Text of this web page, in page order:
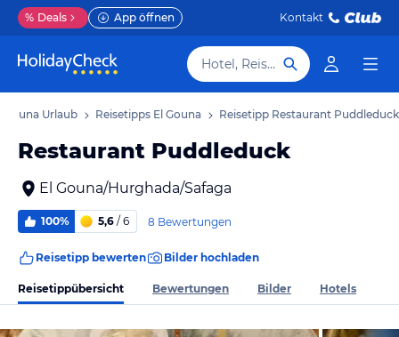
% Deals App öffnen Kontakt
Hotel, Reiseziel
Gouna Urlaub Reisetipps El Gouna Reisetipp Restaurant Puddleduck
Restaurant Puddleduck
El Gouna/Hurghada/Safaga
100% 5,6 / 6 8 Bewertungen
Reisetipp bewerten Bilder hochladen
Reisetippübersicht Bewertungen Bilder Hotels